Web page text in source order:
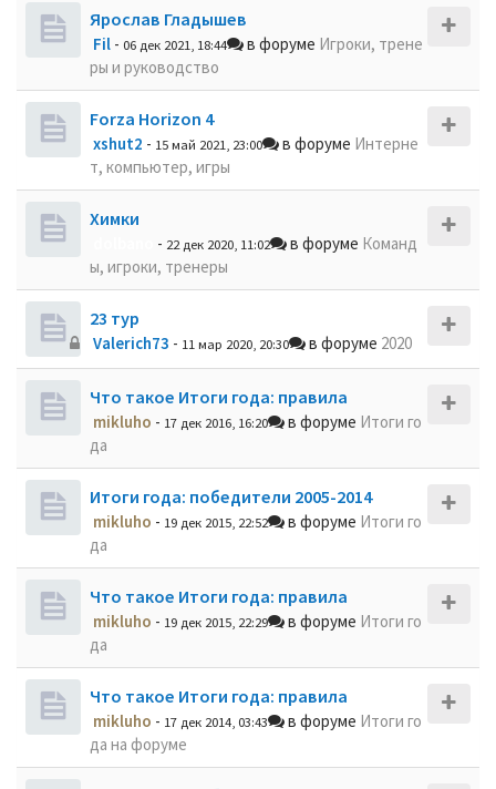
Ярослав Гладышев
Fil - 06 дек 2021, 18:44 в форуме Игроки, трене
ры и руководство
Forza Horizon 4
xshut2 - 15 май 2021, 23:00 в форуме Интерне
т, компьютер, игры
Химки
- 22 дек 2020, 11:02 в форуме Команд
ы, игроки, тренеры
23 тур
Valerich73 - 11 мар 2020, 20:30 в форуме 2020
Что такое Итоги года: правила
mikluho - 17 дек 2016, 16:20 в форуме Итоги го
да
Итоги года: победители 2005-2014
mikluho - 19 дек 2015, 22:52 в форуме Итоги го
да
Что такое Итоги года: правила
mikluho - 19 дек 2015, 22:29 в форуме Итоги го
да
Что такое Итоги года: правила
mikluho - 17 дек 2014, 03:43 в форуме Итоги го
да на форуме